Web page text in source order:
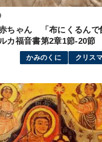
ちゃん 「布にくるんで
カ福音書第2章1節-20節
かみのくに クリス